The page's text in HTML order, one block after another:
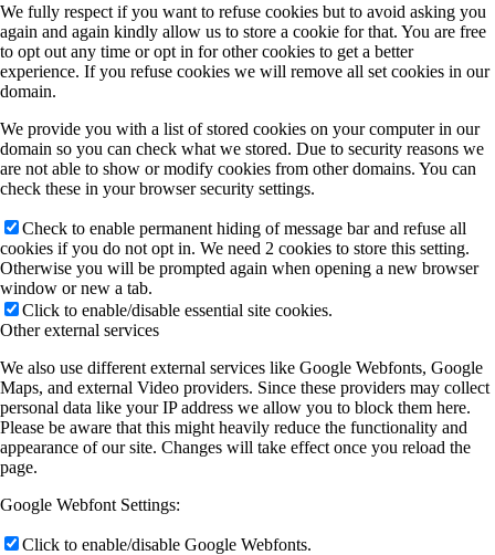
We fully respect if you want to refuse cookies but to avoid asking you
again and again kindly allow us to store a cookie for that. You are free
to opt out any time or opt in for other cookies to get a better
experience. If you refuse cookies we will remove all set cookies in our
domain.
We provide you with a list of stored cookies on your computer in our
domain so you can check what we stored. Due to security reasons we
are not able to show or modify cookies from other domains. You can
check these in your browser security settings.
Check to enable permanent hiding of message bar and refuse all
cookies if you do not opt in. We need 2 cookies to store this setting.
Otherwise you will be prompted again when opening a new browser
window or new a tab.
Click to enable/disable essential site cookies.
Other external services
We also use different external services like Google Webfonts, Google
Maps, and external Video providers. Since these providers may collect
personal data like your IP address we allow you to block them here.
Please be aware that this might heavily reduce the functionality and
appearance of our site. Changes will take effect once you reload the
page.
Google Webfont Settings:
Click to enable/disable Google Webfonts.